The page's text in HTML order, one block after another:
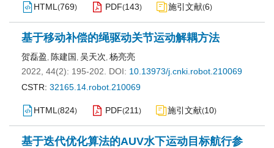
HTML (769) PDF(143) 施引文献(6)
基于移动补偿的绳驱动关节运动解耦方法
贺磊盈 , 陈建国 , 吴天次, 杨亮亮
2022, 44(2): 195-202.
DOI: 10.13973/j.cnki.robot.210069
CSTR: 32165.14.robot.210069
HTML (824) PDF(211 ) 施引文献(10)
基于迭代优化算法的AUV水下运动目标航行参